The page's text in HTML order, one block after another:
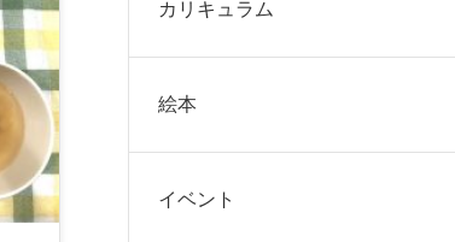
カリキュラム
絵本
イベント